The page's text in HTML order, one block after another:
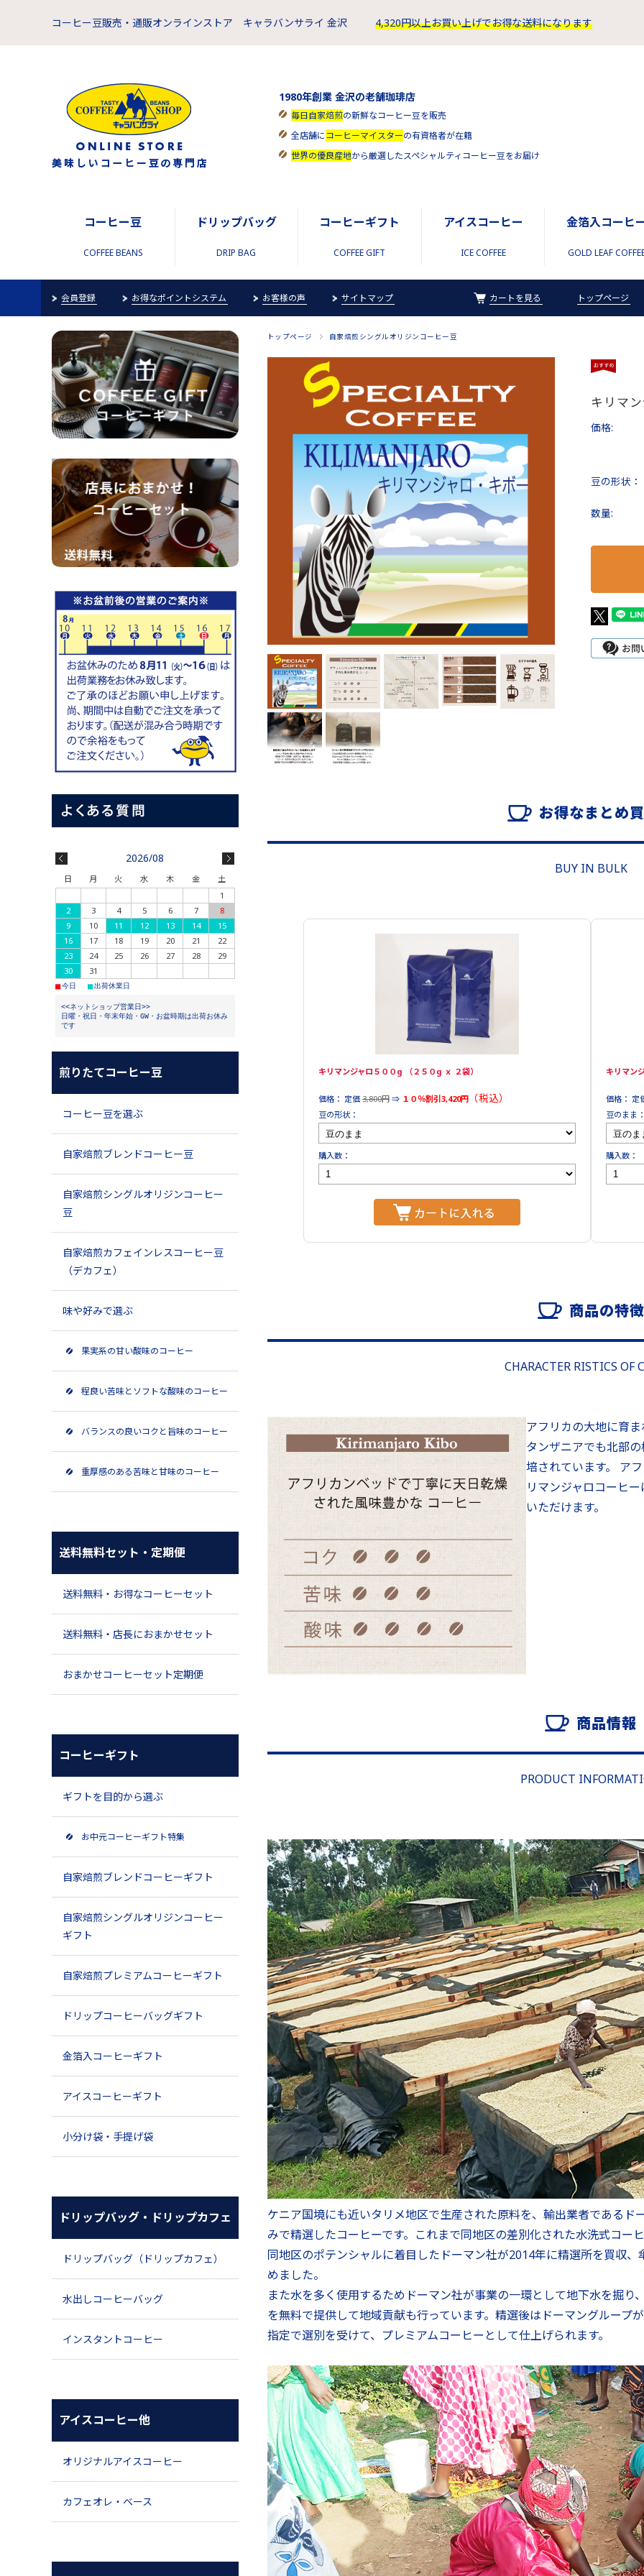
コーヒー豆販売・通販オンラインストア キャラバンサライ 金沢 4,320円以上お買い上げでお得な送料になります
1980年創業 金沢の老舗珈琲店
毎日自家焙煎の新鮮なコーヒー豆を販売
全店舗にコーヒーマイスターの有資格者が在籍
世界の優良産地から厳選したスペシャルティコーヒー豆をお届け
コーヒー豆
COFFEE BEANS
ドリップバッグ
DRIP BAG
コーヒーギフト
COFFEE GIFT
アイスコーヒー
ICE COFFEE
金箔入コーヒ
GOLD LEAF
会員登録 お得なポイントシステム お客様の声 サイトマップ カートを見る トップページ
トップページ 自家焙煎シングルオリジンコーヒー豆
キリマ
価格:
豆の形状：
数量:
お得なまと
BUY IN BULK
キリマンジャロ５００g （２５０g ｘ ２袋）
価格： 定価 3,800円 ⇒ １０％割引3,420円 （税込）
豆の形状：
購入数：
キリマン
価格： 定
豆のまま
購入数：
商品の特徴
CHARACTER RISTICS OF
アフリカの大地に育
タンザニアでも北部
培されています。 ア
リマンジャロコーヒ
いただけます。
商品情報
PRODUCT
ケニア国境にも近いタリメ地区で生産された原料を、輸出業者である
みで精選したコーヒーです。これまで同地区の差別化された水洗式コー
同地区のポテンシャルに着目したドーマン社が2014年に精選所を買収
めました。
また水を多く使用するためドーマン社が事業の一環として地下水を掘
を無料で提供して地域貢献も行っています。精選後はドーマングループ
指定で選別を受けて、プレミアムコーヒーとして仕上げられます。
2026/08
日 月 火 水 木 金
土
1
2
3 4 5 6 7
8
9
10 11 12 13 14
15
16
17 18 19 20 21
22
23
24 25 26 27 28
29
30
31
■今日 ■出荷休業日
<<ネットショップ営業日>>
日曜・祝日・年末年始・GW・お盆時期は出荷お休み
です
煎りたてコーヒー豆
コーヒー豆を選ぶ
自家焙煎ブレンドコーヒー豆
自家焙煎シングルオリジンコーヒー
豆
自家焙煎カフェインレスコーヒー豆
（デカフェ）
味や好みで選ぶ
果実系の甘い酸味のコーヒー
程良い苦味とソフトな酸味のコーヒー
バランスの良いコクと旨味のコーヒー
重厚感のある苦味と甘味のコーヒー
送料無料セット・定期便
送料無料・お得なコーヒーセット
送料無料・店長におまかせセット
おまかせコーヒーセット定期便
コーヒーギフト
ギフトを目的から選ぶ
お中元コーヒーギフト特集
自家焙煎ブレンドコーヒーギフト
自家焙煎シングルオリジンコーヒー
ギフト
自家焙煎プレミアムコーヒーギフト
ドリップコーヒーバッグギフト
金箔入コーヒーギフト
アイスコーヒーギフト
小分け袋・手提げ袋
ドリップバッグ・ドリップカフェ
ドリップバッグ（ドリップカフェ）
水出しコーヒーバッグ
インスタントコーヒー
アイスコーヒー他
オリジナルアイスコーヒー
カフェオレ・ベース